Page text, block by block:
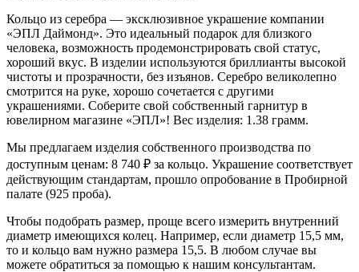
Кольцо из серебра — эксклюзивное украшение компании
«ЭПЛ Даймонд». Это идеальный подарок для близкого
человека, возможность продемонстрировать свой статус,
хороший вкус. В изделии используются бриллианты высокой
чистоты и прозрачности, без изъянов. Серебро великолепно
смотрится на руке, хорошо сочетается с другими
украшениями. Соберите свой собственный гарнитур в
ювелирном магазине «ЭПЛ»! Вес изделия: 1.38 грамм.
Мы предлагаем изделия собственного производства по
доступным ценам: 8 740 ₽ за кольцо. Украшение соответствует
действующим стандартам, прошло опробование в Пробирной
палате (925 проба).
Чтобы подобрать размер, проще всего измерить внутренний
диаметр имеющихся колец. Например, если диаметр 15,5 мм,
то и кольцо вам нужно размера 15,5. В любом случае вы
можете обратиться за помощью к нашим консультантам.